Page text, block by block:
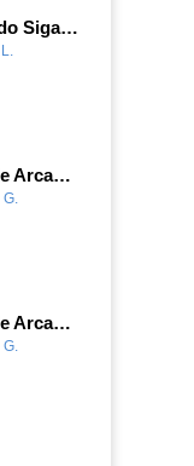
Pez conejo dorado Siganus guttatus (Bloch, 1786)
Instala MakeCode Arcade para trabajar offline en tu tablet, ordenador, Chromebook
Instala MakeCode Arcade offline para programar grandes juegos sin necesidad de Internet